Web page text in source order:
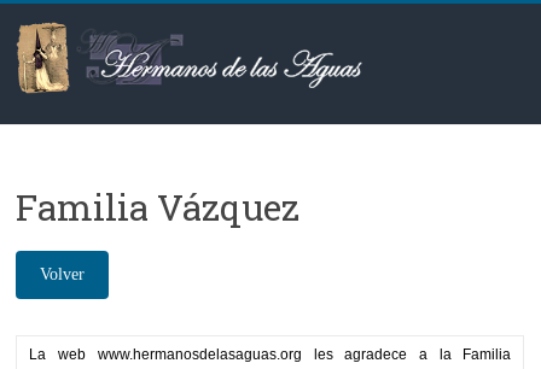
contenido
Hermanos
las
Aguas
Familia Vázquez
La web www.hermanosdelasaguas.org les agradece a la Familia